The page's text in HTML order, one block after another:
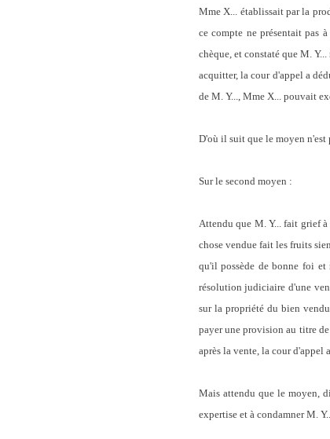
Mme X... établissait par la
ce compte ne présentait pas
chèque, et constaté que M.
acquitter, la cour d'appel a
de M. Y..., Mme X... pouvait
D'où il suit que le moyen n'est
Sur le second moyen :
Attendu que M. Y... fait grief à
chose vendue fait les fruits
qu'il possède de bonne foi
résolution judiciaire d'une
sur la propriété du bien
payer une provision au titre
après la vente, la cour
Mais attendu que le moyen,
expertise et à condamner M.